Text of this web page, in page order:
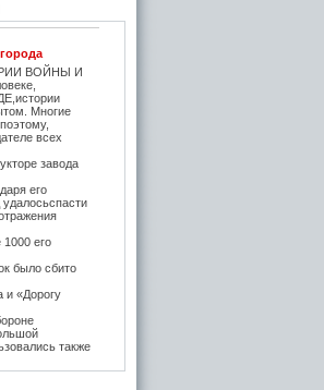
ВОЙНЫ И
Многие
всех
завода
его
его
было сбито
и «Дорогу
также
с тяжёлыми